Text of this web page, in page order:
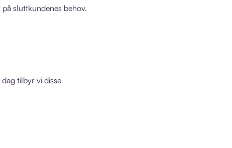
sluttkundenes behov.
tilbyr vi disse